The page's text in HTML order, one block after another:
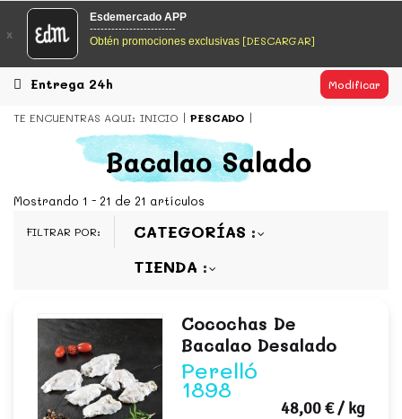
EsDeMercado.com
EsDeMercado.com
los mejores mercados de Barcelona y de productores
locales.
EsDeMercado.com
EsDeMercado.comte lleva a casa los mejores productos de
los mejores mercados de Barcelona y de productores
x
Esdemercado APP
------------------------
Obtén promociones exclusivas [DESCARGAR]
Entrega 24h Modificar
TE ENCUENTRAS AQUI: INICIO PESCADO
Bacalao Salado
Mostrando 1 - 21 de 21 artículos
FILTRAR POR:
CATEGORÍAS
TIENDA
Cocochas De
Bacalao Desalado
Perelló
1898
48,00 €/ kg